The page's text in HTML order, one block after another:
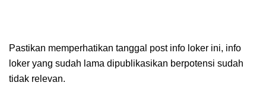
Pastikan memperhatikan tanggal post info loker ini, info
loker yang sudah lama dipublikasikan berpotensi sudah
tidak relevan.